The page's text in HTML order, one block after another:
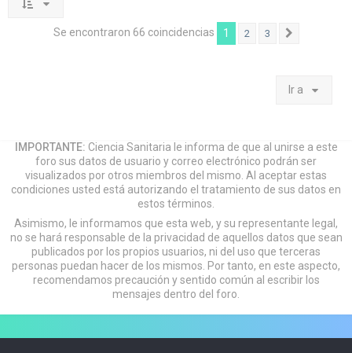
Se encontraron 66 coincidencias 1 2 3
Ir a
IMPORTANTE: Ciencia Sanitaria le informa de que al unirse a este
foro sus datos de usuario y correo electrónico podrán ser
visualizados por otros miembros del mismo. Al aceptar estas
condiciones usted está autorizando el tratamiento de sus datos en
estos términos.
Asimismo, le informamos que esta web, y su representante legal,
no se hará responsable de la privacidad de aquellos datos que sean
publicados por los propios usuarios, ni del uso que terceras
personas puedan hacer de los mismos. Por tanto, en este aspecto,
recomendamos precaución y sentido común al escribir los
mensajes dentro del foro.